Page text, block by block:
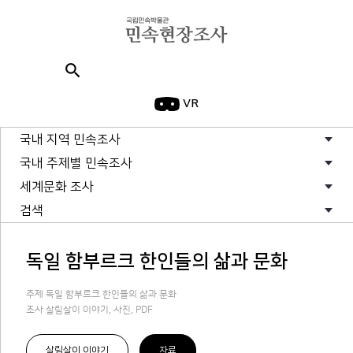
search
VR
국내 지역 민속조사
국내 주제별 민속조사
세계문화 조사
검색
독일 함부르크 한인들의 삶과 문화
주제 독일 함부르크 한인들의 삶과 문화
조사 살림살이 이야기, 사진, PDF
살림살이 이야기 자료